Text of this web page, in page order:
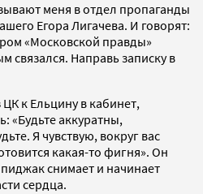
меня в отдел пропаганды
Егора Лигачева. И говорят:
«Московской правды»
связался. Направь записку в
к Ельцину в кабинет,
«Будьте аккуратны,
Я чувствую, вокруг вас
какая-то фигня». Он
снимает и начинает
сердца.